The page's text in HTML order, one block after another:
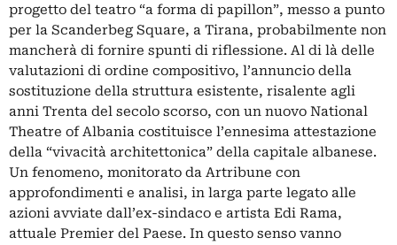
progetto del teatro “a forma di papillon”, messo a punto
per la Scanderbeg Square, a Tirana, probabilmente non
mancherà di fornire spunti di riflessione. Al di là delle
valutazioni di ordine compositivo, l’annuncio della
sostituzione della struttura esistente, risalente agli
anni Trenta del secolo scorso, con un nuovo National
Theatre of Albania costituisce l’ennesima attestazione
della “vivacità architettonica” della capitale albanese.
Un fenomeno, monitorato da Artribune con
approfondimenti e analisi, in larga parte legato alle
azioni avviate dall’ex-sindaco e artista Edi Rama,
attuale Premier del Paese. In questo senso vanno